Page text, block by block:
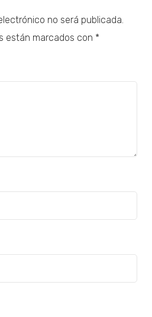
no será publicada.
están marcados con *